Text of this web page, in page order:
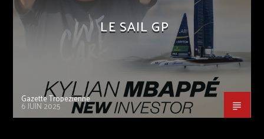
LE SAIL GP
Gazette Tropezienne
6 JUIN 2025